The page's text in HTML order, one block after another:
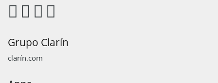
Grupo Clarín
clarín.com